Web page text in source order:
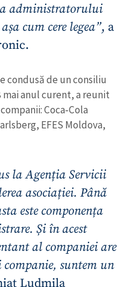
a administratorului
cum cere legea”, a
condusă de un consiliu
mai anul curent, a reunit
Coca‑Cola
EFES Moldova,
la Agenția Servicii
asociației. Până
este componența
Și în acest
al companiei are
suntem un
Ludmila